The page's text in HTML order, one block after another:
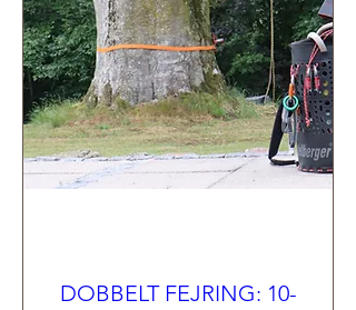
DOBBELT FEJRING: 10-